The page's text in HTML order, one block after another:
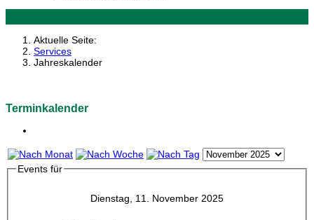
Aktuelle Seite:
Services
Jahreskalender
Terminkalender
Events für
Dienstag, 11. November 2025